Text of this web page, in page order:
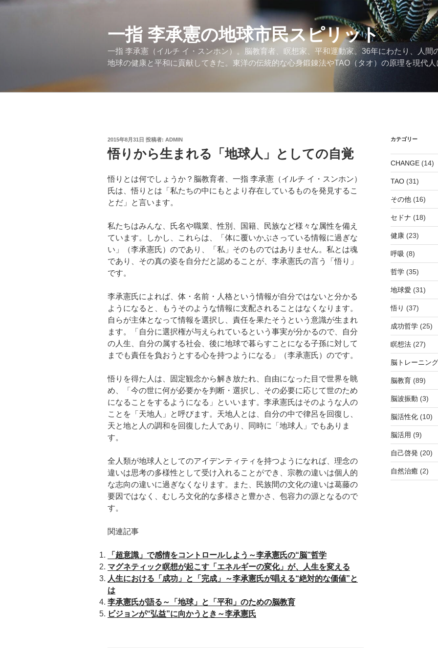
コ
一指 李承憲の地球市民スピリット
一指 李承憲（イルチ イ・スンホン）。脳教育者、瞑想家、平和運動家。36年にわたり、人間
地球の健康と平和に貢献してきた。東洋の伝統的な心身鍛錬法やTAO（タオ）の原理を現代人
投
稿
日:
2015年8月31日 投稿者: ADMIN
悟りから生まれる「地球人」としての自覚
悟りとは何でしょうか？脳教育者、一指 李承憲（イルチ イ・スンホン）
氏は、悟りとは「私たちの中にもとより存在しているものを発見するこ
とだ」と言います。
私たちはみんな、氏名や職業、性別、国籍、民族など様々な属性を備え
ています。しかし、これらは、「体に覆いかぶさっている情報に過ぎな
い」（李承憲氏）のであり、「私」そのものではありません。私とは魂
であり、その真の姿を自分だと認めることが、李承憲氏の言う「悟り」
です。
李承憲氏によれば、体・名前・人格という情報が自分ではないと分かる
ようになると、もうそのような情報に支配されることはなくなります。
自らが主体となって情報を選択し、責任を果たそうという意識が生まれ
ます。「自分に選択権が与えられているという事実が分かるので、自分
の人生、自分の属する社会、後に地球で暮らすことになる子孫に対して
までも責任を負おうとする心を持つようになる」（李承憲氏）のです。
悟りを得た人は、固定観念から解き放たれ、自由になった目で世界を眺
め、「今の世に何が必要かを判断・選択し、その必要に応じて世のため
になることをするようになる」といいます。李承憲氏はそのような人の
ことを「天地人」と呼びます。天地人とは、自分の中で律呂を回復し、
天と地と人の調和を回復した人であり、同時に「地球人」でもありま
す。
全人類が地球人としてのアイデンティティを持つようになれば、理念の
違いは思考の多様性として受け入れることができ、宗教の違いは個人的
な志向の違いに過ぎなくなります。また、民族間の文化の違いは葛藤の
要因ではなく、むしろ文化的な多様さと豊かさ、包容力の源となるので
す。
関連記事
「超意識」で感情をコントロールしよう～李承憲氏の“脳”哲学
マグネティック瞑想が起こす「エネルギーの変化」が、人生を変える
人生における「成功」と「完成」～李承憲氏が唱える“絶対的な価値”と
は
李承憲氏が語る～「地球」と「平和」のための脳教育
ビジョンが“弘益”に向かうとき～李承憲氏
カテゴリー
CHANGE(14)
TAO(31)
その他(16)
セドナ (18)
健康(23)
呼吸 (8)
哲学(35)
地球愛 (31)
悟り (37)
成功哲学(25)
瞑想法(27)
脳トレーニング
脳教育(89)
脳波振動 (3)
脳活性化(10)
脳活用 (9)
自己啓発 (20)
自然治癒 (2)